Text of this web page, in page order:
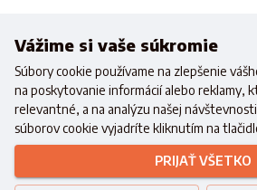
Aplikácia
Realizované s finančnou podporou
športu Slovenskej
Copyright © 2021 OOCR HZ.
Vážime si vaše súkromie
Súbory cookie používame na zlepšenie
na poskytovanie informácií alebo reklamy,
relevantné, a na analýzu našej
súborov cookie vyjadríte kliknutím na
PRIJAŤ VŠETKO